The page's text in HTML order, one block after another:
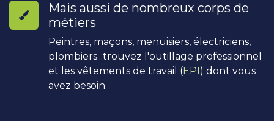
Mais aussi de nombreux corps de
métiers
Peintres, maçons, menuisiers, électriciens,
plombiers...trouvez l'outillage professionnel
et les vêtements de travail (EPI) dont vous
avez besoin.